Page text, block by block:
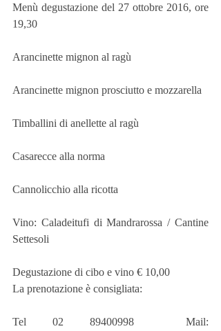
Menù degustazione del 27 ottobre 2016, ore
19,30
Arancinette mignon al ragù
Arancinette mignon prosciutto e mozzarella
Timballini di anellette al ragù
Casarecce alla norma
Cannolicchio alla ricotta
Vino: Caladeitufi di Mandrarossa / Cantine
Settesoli
Degustazione di cibo e vino € 10,00
La prenotazione è consigliata:
Tel 02 89400998  Mail: